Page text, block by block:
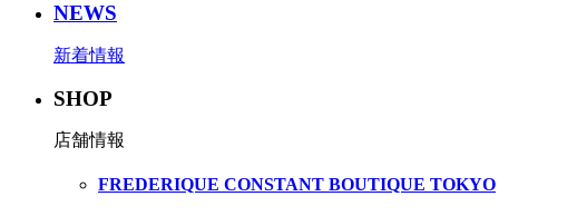
NEWS
新着情報
SHOP
店舗情報
FREDERIQUE CONSTANT BOUTIQUE TOKYO